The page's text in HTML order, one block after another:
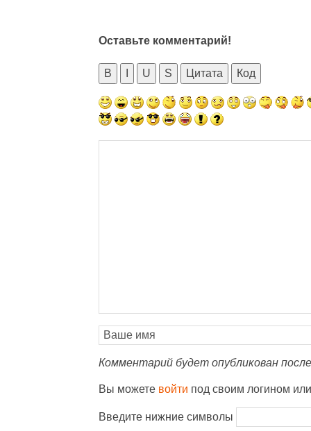
Оставьте комментарий!
B U S Цитата Код
Комментарий будет опубликован
Вы можете войти под своим логином или
Введите нижние символы